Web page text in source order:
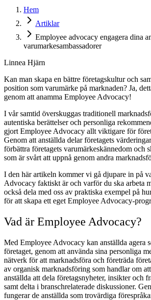
Hem
Artiklar
Employee advocacy engagera dina
varumarkesambassadorer
Linnea Hjärn
Kan man skapa en bättre företagskultur och
position som varumärke på marknaden? Ja,
genom att anamma Employee Advocacy!
I vår samtid överskuggas traditionell
autentiska berättelser och personliga
gjort Employee Advocacy allt viktigare för
Genom att anställda delar företagets
förbättra företagets varumärkeskännedom och
som är svårt att uppnå genom andra
I den här artikeln kommer vi gå djupare in på
Advocacy faktiskt är och varför du ska arbeta
också dela med oss av praktiska exempel på
för att skapa ett eget Employee Advocacy-
Vad är Employee Advocacy?
Med Employee Advocacy kan anställda agera
företaget, genom att använda sina personliga
nätverk för att marknadsföra och företräda
av organisk marknadsföring som handlar om
anställda att dela företagsnyheter, insikter och
samt delta i branschrelaterade diskussioner.
fungerar de anställda som trovärdiga